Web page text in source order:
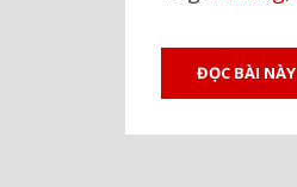
ĐỌC BÀI NÀY